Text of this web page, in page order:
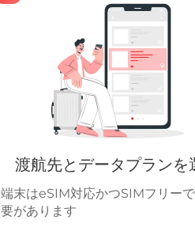
渡航先とデータプランを
端末はeSIM対応かつSIMフリー
要があります